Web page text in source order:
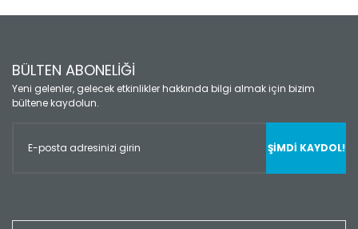
BÜLTEN ABONELİĞİ
Yeni gelenler, gelecek etkinlikler hakkında bilgi almak için bizim
bültene kaydolun.
ŞİMDİ KAYDOL!